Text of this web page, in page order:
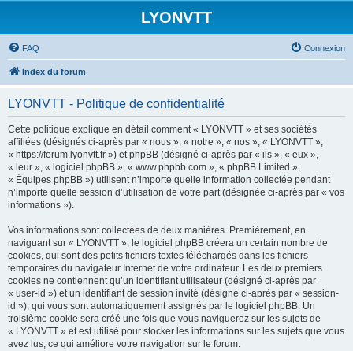
LYONVTT
FAQ Connexion
Index du forum
LYONVTT - Politique de confidentialité
Cette politique explique en détail comment « LYONVTT » et ses sociétés
affiliées (désignés ci-après par « nous », « notre », « nos », « LYONVTT »,
« https://forum.lyonvtt.fr ») et phpBB (désigné ci-après par « ils », « eux »,
« leur », « logiciel phpBB », « www.phpbb.com », « phpBB Limited »,
« Équipes phpBB ») utilisent n’importe quelle information collectée pendant
n’importe quelle session d’utilisation de votre part (désignée ci-après par « vos
informations »).
Vos informations sont collectées de deux manières. Premièrement, en
naviguant sur « LYONVTT », le logiciel phpBB créera un certain nombre de
cookies, qui sont des petits fichiers textes téléchargés dans les fichiers
temporaires du navigateur Internet de votre ordinateur. Les deux premiers
cookies ne contiennent qu’un identifiant utilisateur (désigné ci-après par
« user-id ») et un identifiant de session invité (désigné ci-après par « session-
id »), qui vous sont automatiquement assignés par le logiciel phpBB. Un
troisième cookie sera créé une fois que vous naviguerez sur les sujets de
« LYONVTT » et est utilisé pour stocker les informations sur les sujets que vous
avez lus, ce qui améliore votre navigation sur le forum.